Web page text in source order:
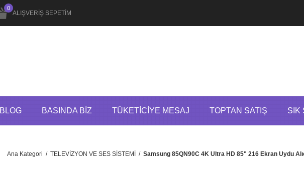
ALIŞVERİŞ SEPETİM
0
BLOG BASINDA BIZ TÜKETICIYE MESAJ TOPTAN SATIŞ SIK
Ana Kategori / TELEVİZYON VE SES SİSTEMİ / Samsung 85QN90C 4K Ultra HD 85" 216 Ekran Uydu